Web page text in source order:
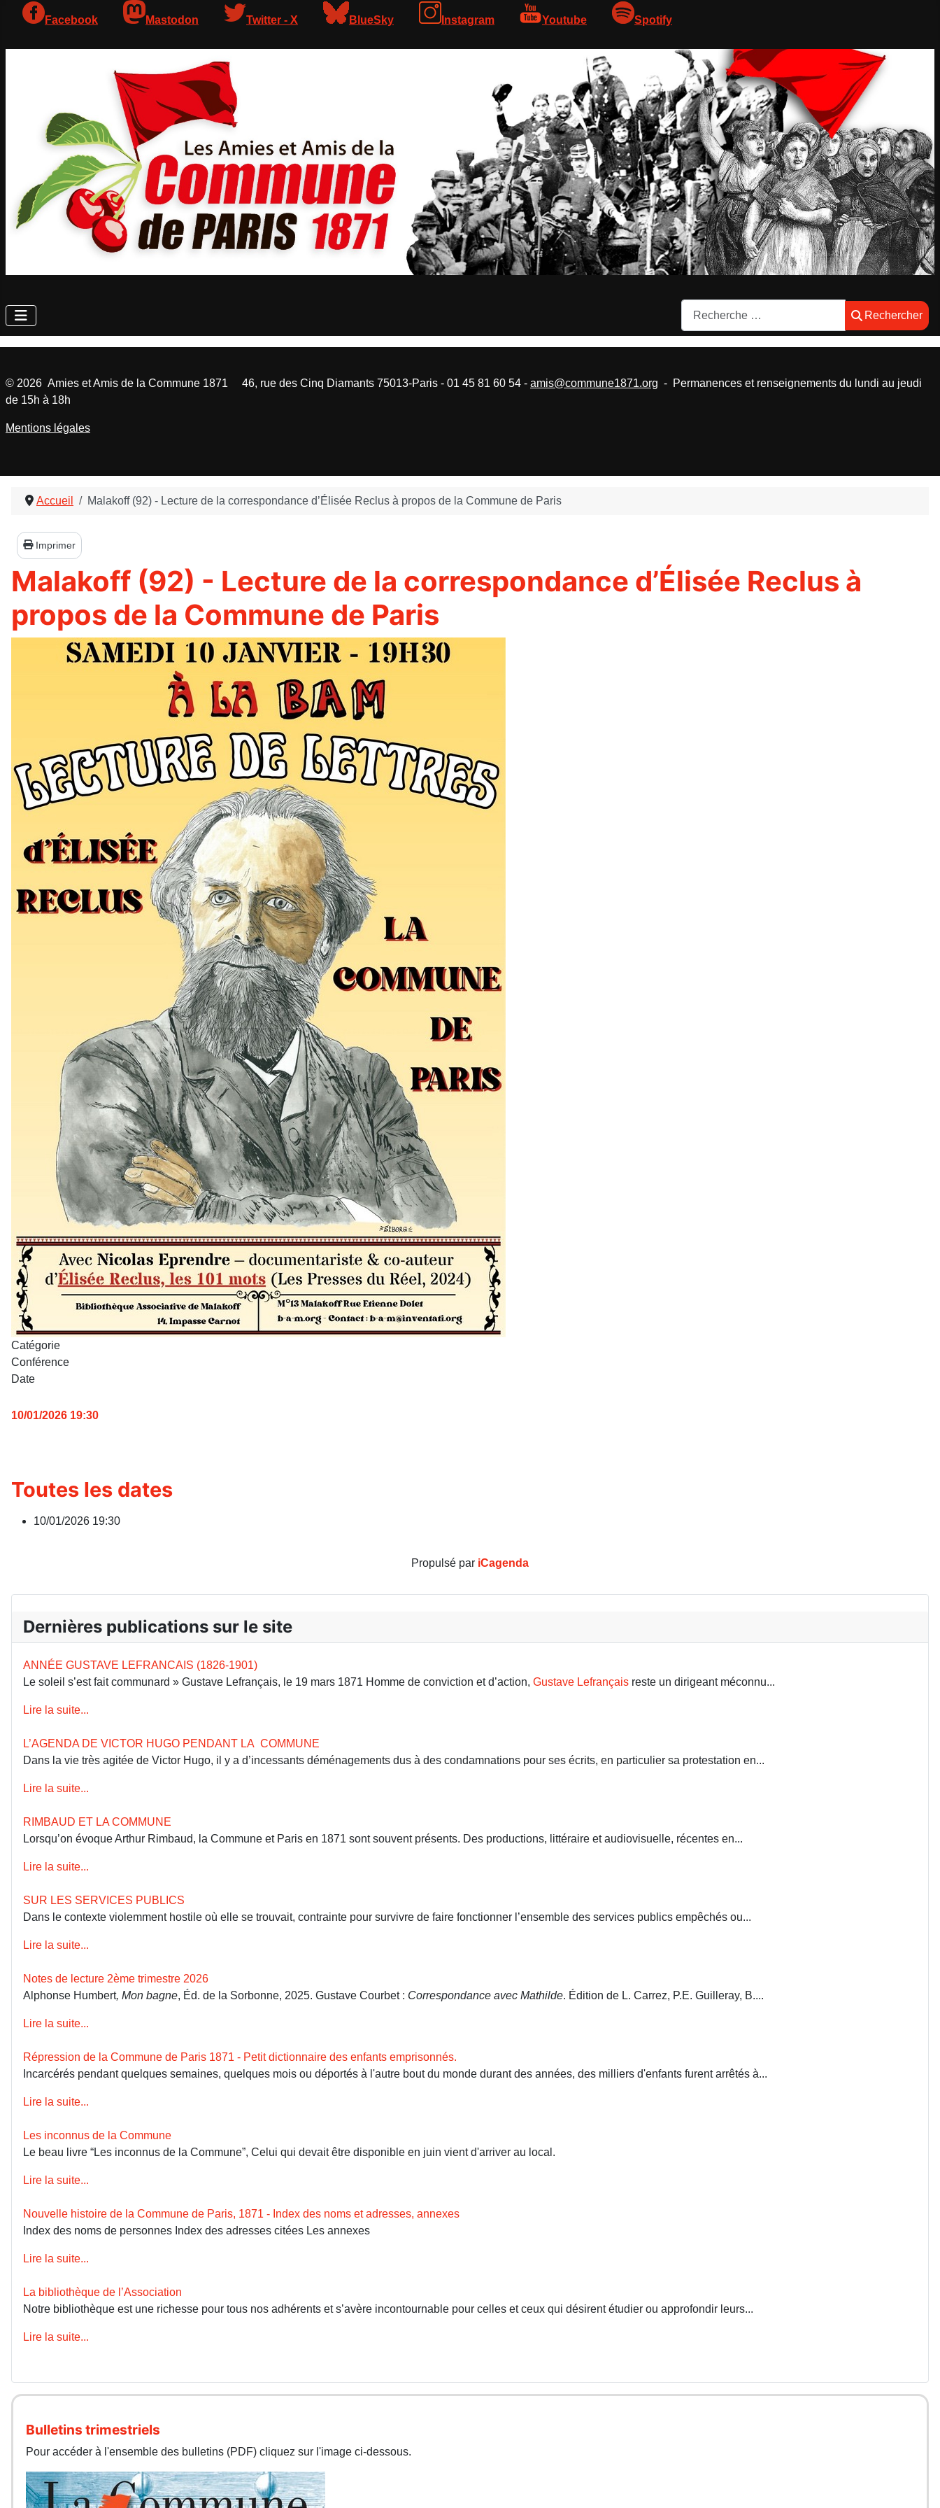
Facebook Mastodon Twitter - X BlueSky Instagram Youtube Spotify
Rechercher
Rechercher
Accueil Malakoff (92) - Lecture de la correspondance d’Élisée Reclus à propos de la Commune de Paris
Imprimer
Malakoff (92) - Lecture de la correspondance d’Élisée Reclus à
propos de la Commune de Paris
Catégorie
Conférence
Date
10/01/2026 19:30
Toutes les dates
10/01/2026 19:30
Propulsé par iCagenda
Dernières publications sur le site
ANNÉE GUSTAVE LEFRANCAIS (1826-1901)
Le soleil s’est fait communard » Gustave Lefrançais, le 19 mars 1871 Homme de conviction et d’action, Gustave Lefrançais reste un dirigeant méconnu...
Lire la suite...
L’AGENDA DE VICTOR HUGO PENDANT LA COMMUNE
Dans la vie très agitée de Victor Hugo, il y a d’incessants déménagements dus à des condamnations pour ses écrits, en particulier sa protestation en...
Lire la suite...
RIMBAUD ET LA COMMUNE
Lorsqu’on évoque Arthur Rimbaud, la Commune et Paris en 1871 sont souvent présents. Des productions, littéraire et audiovisuelle, récentes en...
Lire la suite...
SUR LES SERVICES PUBLICS
Dans le contexte violemment hostile où elle se trouvait, contrainte pour survivre de faire fonctionner l’ensemble des services publics empêchés ou...
Lire la suite...
Notes de lecture 2ème trimestre 2026
Alphonse Humbert, Mon bagne, Éd. de la Sorbonne, 2025. Gustave Courbet : Correspondance avec Mathilde. Édition de L. Carrez, P.E. Guilleray, B....
Lire la suite...
Répression de la Commune de Paris 1871 - Petit dictionnaire des enfants emprisonnés.
Incarcérés pendant quelques semaines, quelques mois ou déportés à l'autre bout du monde durant des années, des milliers d'enfants furent arrêtés à...
Lire la suite...
Les inconnus de la Commune
Le beau livre “Les inconnus de la Commune”, Celui qui devait être disponible en juin vient d'arriver au local.
Lire la suite...
Nouvelle histoire de la Commune de Paris, 1871 - Index des noms et adresses, annexes
Index des noms de personnes Index des adresses citées Les annexes
Lire la suite...
La bibliothèque de l’Association
Notre bibliothèque est une richesse pour tous nos adhérents et s’avère incontournable pour celles et ceux qui désirent étudier ou approfondir leurs...
Lire la suite...
Bulletins trimestriels
Pour accéder à l'ensemble des bulletins (PDF) cliquez sur l'image ci-dessous.
© 2026 Amies et Amis de la Commune 1871 46, rue des Cinq Diamants 75013-Paris - 01 45 81 60 54 - amis@commune1871.org - Permanences et renseignements du lundi au jeudi
de 15h à 18h
Mentions légales